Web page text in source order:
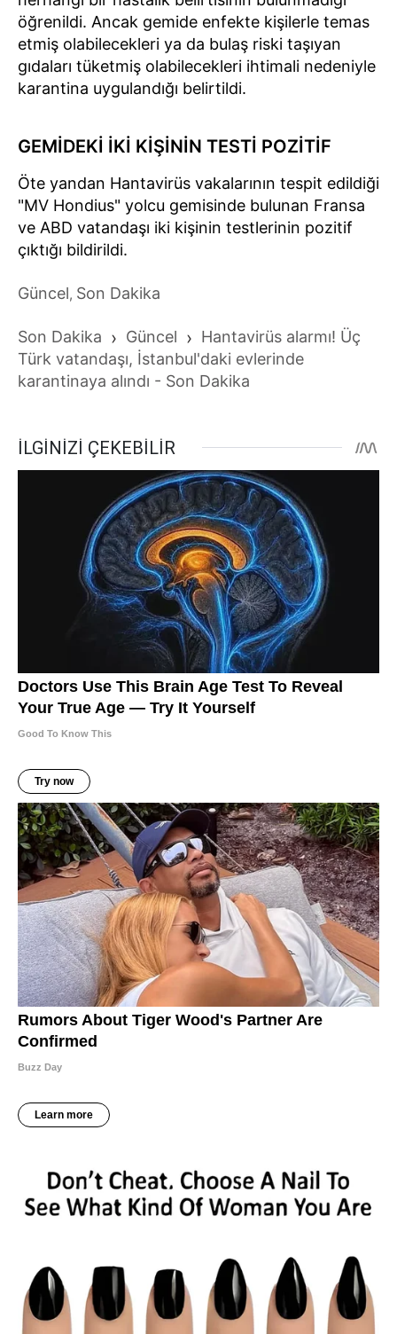
öğrenildi. Ancak gemide enfekte kişilerle temas
etmiş olabilecekleri ya da bulaş riski taşıyan
gıdaları tüketmiş olabilecekleri ihtimali nedeniyle
karantina uygulandığı belirtildi.
GEMİDEKİ İKİ KİŞİNİN TESTİ POZİTİF
Öte yandan Hantavirüs vakalarının tespit edildiği
"MV Hondius" yolcu gemisinde bulunan Fransa
ve ABD vatandaşı iki kişinin testlerinin pozitif
çıktığı bildirildi.
Güncel, Son Dakika
Son Dakika › Güncel › Hantavirüs alarmı! Üç
Türk vatandaşı, İstanbul'daki evlerinde
karantinaya alındı - Son Dakika